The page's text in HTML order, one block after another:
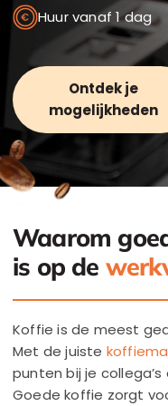
Huur vanaf 1 dag
Ontdek je
mogelijkheden
Waarom
is op de
Koffie is de meest
Met de juiste
punten bij je collega’s
Goede koffie zorgt